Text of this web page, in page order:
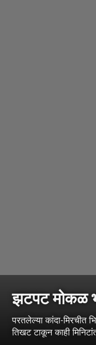
झटपट मोकळ
परतलेल्या कांदा-मिरचीत
तिखट टाकून काही